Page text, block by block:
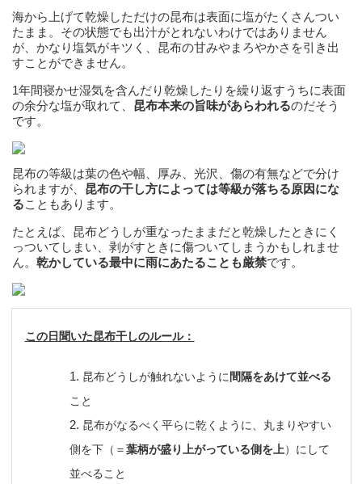
海から上げて乾燥しただけの昆布は表面に塩がたくさんつい
たまま。その状態でも出汁がとれないわけではありません
が、かなり塩気がキツく、昆布の甘みやまろやかさを引き出
すことができません。
1年間寝かせ湿気を含んだり乾燥したりを繰り返すうちに表面
の余分な塩が取れて、 昆布本来の旨味があらわれるのだそう
です。
昆布の等級は葉の色や幅、厚み、光沢、傷の有無などで分け
られますが、 昆布の干し方によっては等級が落ちる原因にな
ることもあります。
たとえば、昆布どうしが重なったままだと乾燥したときにく
っついてしまい、剥がすときに傷ついてしまうかもしれませ
ん。 乾かしている最中に雨にあたることも厳禁です。
この日聞いた昆布干しのルール：
昆布どうしが触れないように 間隔をあけて並べる
こと
昆布がなるべく平らに乾くように、丸まりやすい
側を下（＝葉柄が盛り上がっている側を上）にして
並べること